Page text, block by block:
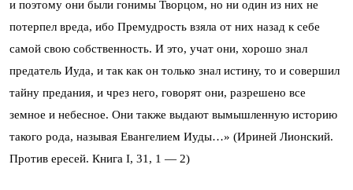
и поэтому они были гонимы Творцом, но ни один из них не
потерпел вреда, ибо Премудрость взяла от них назад к себе
самой свою собственность. И это, учат они, хорошо знал
предатель Иуда, и так как он только знал истину, то и совершил
тайну предания, и чрез него, говорят они, разрешено все
земное и небесное. Они также выдают вымышленную историю
такого рода, называя Евангелием Иуды…» (Ириней Лионский.
Против ересей. Книга I, 31, 1 — 2)